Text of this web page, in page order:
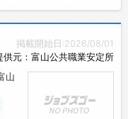
掲載開始日:2026/08/01
供元：富山公共職業安定所
山